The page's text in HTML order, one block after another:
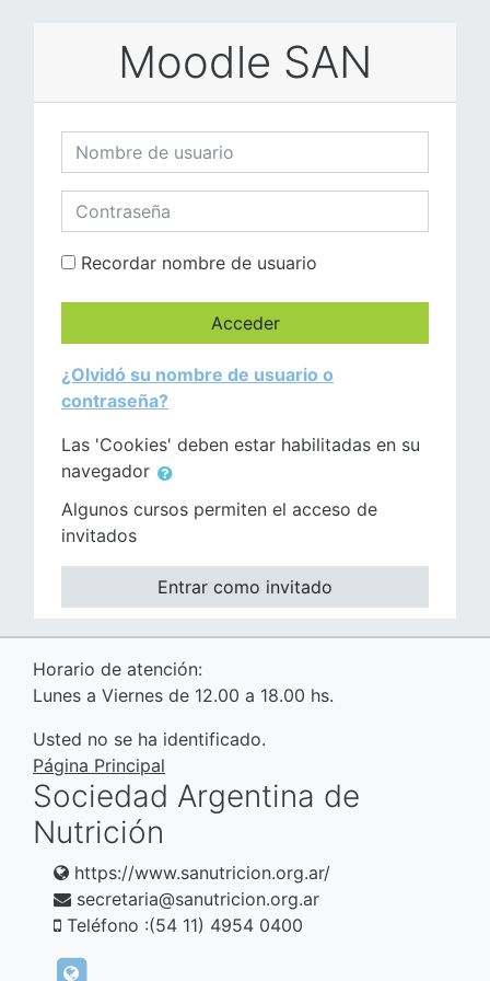
Moodle SAN
Nombre de usuario
Contraseña
Recordar nombre de usuario
Acceder
¿Olvidó su nombre de usuario o
contraseña?
Las 'Cookies' deben estar habilitadas en su
navegador
Algunos cursos permiten el acceso de
invitados
Entrar como invitado
Horario de atención:
Lunes a Viernes de 12.00 a 18.00 hs.
Usted no se ha identificado.
Página Principal
Sociedad Argentina de
Nutrición
https://www.sanutricion.org.ar/
secretaria@sanutricion.org.ar
Teléfono :(54 11) 4954 0400